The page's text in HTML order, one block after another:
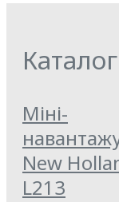
Міні-
New
L213